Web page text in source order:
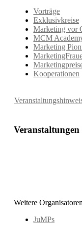
Vorträge
Exklusivkreise
Marketing vor
MCM
Marketing
Kooperationen
Weitere
JuMPs